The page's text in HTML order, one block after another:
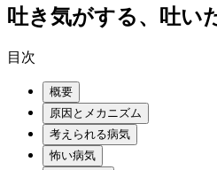
吐き気がする、吐い
目次
概要
原因とメカニズム
考えられる病気
怖い病気